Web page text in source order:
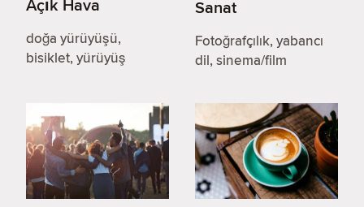
Açık Hava
doğa yürüyüşü,
bisiklet, yürüyüş
Sanat
Fotoğrafçılık, yabancı
dil, sinema/film